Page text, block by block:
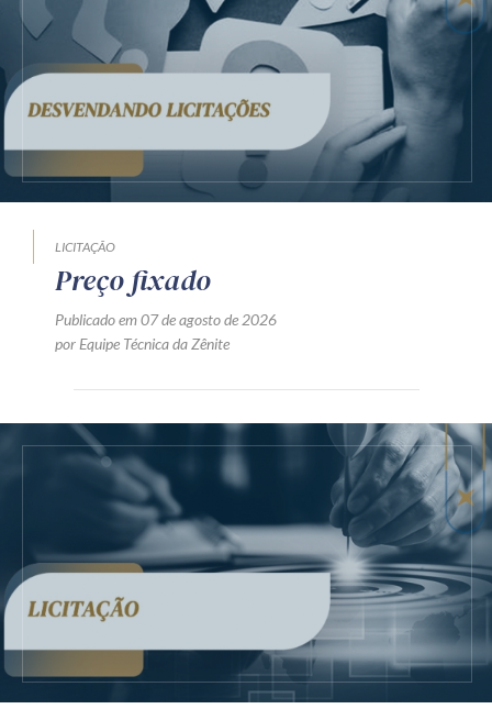
LICITAÇÃO
Preço fixado
Publicado em 07 de agosto de 2026
por Equipe Técnica da Zênite